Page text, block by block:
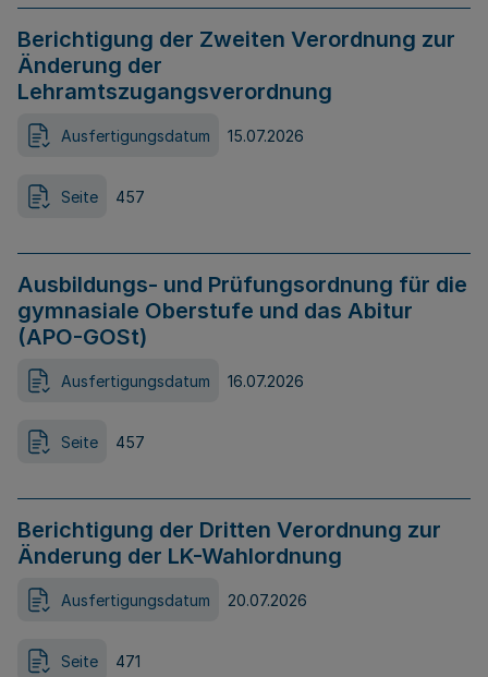
Berichtigung der Zweiten Verordnung zur
Änderung der
Lehramtszugangsverordnung
Ausfertigungsdatum 15.07.2026
Seite 457
Ausbildungs- und Prüfungsordnung für die
gymnasiale Oberstufe und das Abitur
(APO-GOSt)
Ausfertigungsdatum 16.07.2026
Seite 457
Berichtigung der Dritten Verordnung zur
Änderung der LK-Wahlordnung
Ausfertigungsdatum 20.07.2026
Seite 471